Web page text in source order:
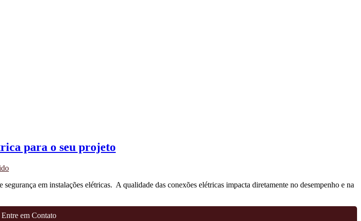
para o seu projeto
em instalações elétricas. A qualidade das conexões elétricas impacta diretamente no desempenho e na
Entre em Contato